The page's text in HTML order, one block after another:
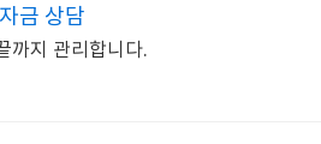
금 상담
까지 관리합니다.